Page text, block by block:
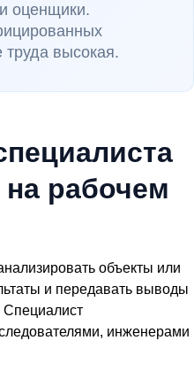
оценщики.
труда высокая.
на рабочем
объекты или
и передавать выводы
Специалист
инженерами